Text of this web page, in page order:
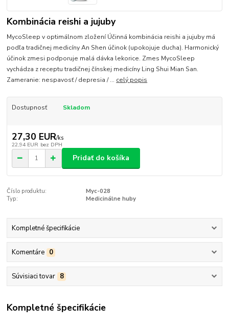
Kombinácia reishi a jujuby
MycoSleep v optimálnom zložení Účinná kombinácia reishi a jujuby má
podľa tradičnej medicíny An Shen účinok (upokojuje ducha). Harmonický
účinok zmesi podporuje malá dávka lekorice. Zmes MycoSleep
vychádza z receptu tradičnej čínskej medicíny Ling Shui Mian San.
Zameranie: nespavosť / depresia / ... celý popis
Dostupnosť Skladom
27,30 EUR/ks
22,94 EUR bez DPH
Pridať do košíka
Číslo produktu:
Myc-028
Typ:
Medicinálne huby
Kompletné špecifikácie
Komentáre 0
Súvisiaci tovar 8
Kompletné špecifikácie